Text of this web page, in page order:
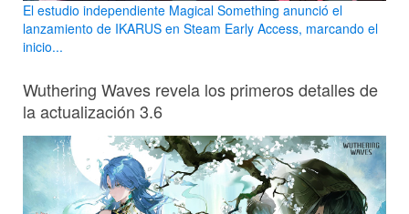
El estudio independiente Magical Something anunció el
lanzamiento de IKARUS en Steam Early Access, marcando el
inicio...
Wuthering Waves revela los primeros detalles de
la actualización 3.6